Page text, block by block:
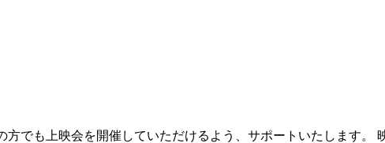
でも上映会を開催していただけるよう、サポートいたします。